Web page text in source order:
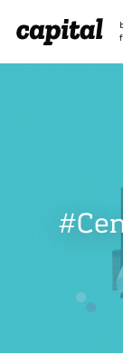
content